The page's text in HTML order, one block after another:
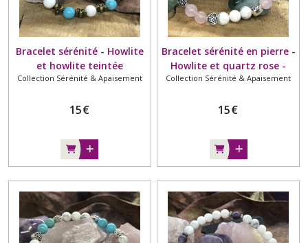
Bracelet sérénité - Howlite
et howlite teintée
turquoise - 6mm - Fleur
Collection Sérénité & Apaisement
15€
Bracelet sérénité en pierre -
Howlite et quartz rose -
6mm - Cœur couleur
Collection Sérénité & Apaisement
15€